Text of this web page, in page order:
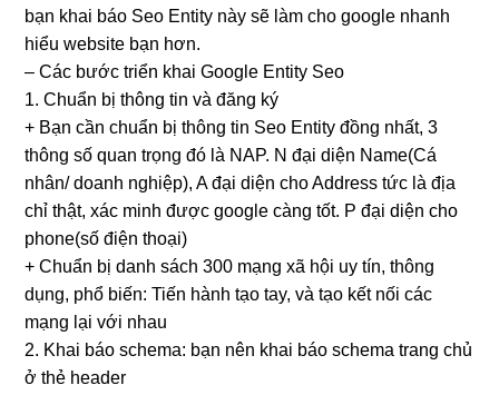
bạn khai báo Seo Entity này sẽ làm cho google nhanh
hiểu website bạn hơn.
– Các bước triển khai Google Entity Seo
1. Chuẩn bị thông tin và đăng ký
+ Bạn cần chuẩn bị thông tin Seo Entity đồng nhất, 3
thông số quan trọng đó là NAP. N đại diện Name(Cá
nhân/ doanh nghiệp), A đại diện cho Address tức là địa
chỉ thật, xác minh được google càng tốt. P đại diện cho
phone(số điện thoại)
+ Chuẩn bị danh sách 300 mạng xã hội uy tín, thông
dụng, phổ biến: Tiến hành tạo tay, và tạo kết nối các
mạng lại với nhau
2. Khai báo schema: bạn nên khai báo schema trang chủ
ở thẻ header